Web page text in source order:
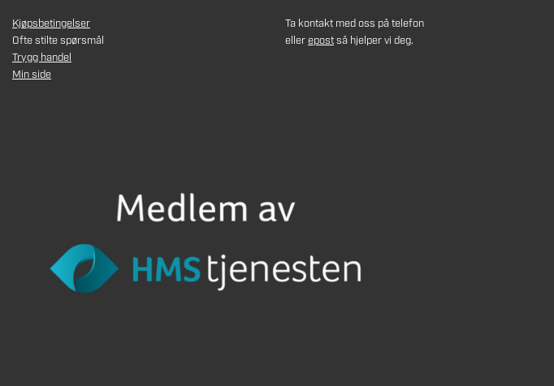
Kjøpsbetingelser
Ofte stilte spørsmål
Trygg handel
Min side
Ta kontakt med oss på telefon
ellerepostså hjelper vi deg.